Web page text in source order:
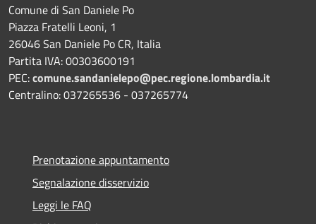
Comune di San Daniele Po
Piazza Fratelli Leoni, 1
26046 San Daniele Po CR, Italia
Partita IVA: 00303600191
PEC:comune.sandanielepo@pec.regione.lombardia.it
Centralino: 037265536 - 037265774
Prenotazione appuntamento
Segnalazione disservizio
Leggi le FAQ